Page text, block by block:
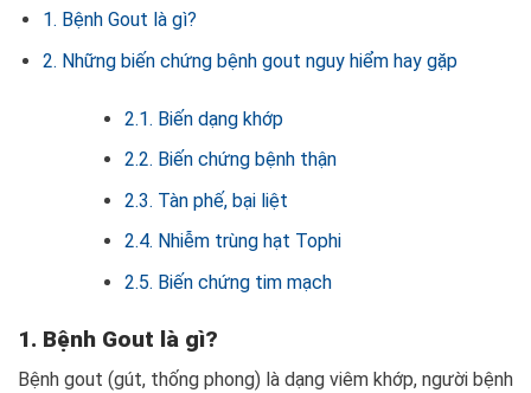
1. Bệnh Gout là gì?
2. Những biến chứng bệnh gout nguy hiểm hay gặp
2.1. Biến dạng khớp
2.2. Biến chứng bệnh thận
2.3. Tàn phế, bại liệt
2.4. Nhiễm trùng hạt Tophi
2.5. Biến chứng tim mạch
1. Bệnh Gout là gì?
Bệnh gout (gút, thống phong) là dạng viêm khớp, người bệnh